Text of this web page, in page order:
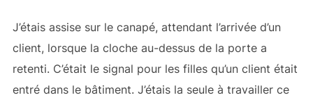
J’étais assise sur le canapé, attendant l’arrivée d’un
client, lorsque la cloche au-dessus de la porte a
retenti. C’était le signal pour les filles qu’un client était
entré dans le bâtiment. J’étais la seule à travailler ce